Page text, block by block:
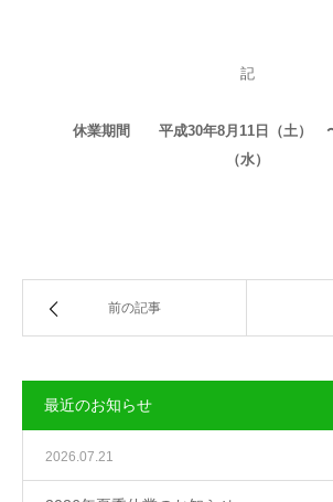
記
休業期間 平成30年8月11日（土） 〜
（水）
前の記事
最近のお知らせ
2026.07.21